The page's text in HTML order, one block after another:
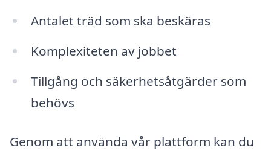
Antalet träd som ska beskäras
Komplexiteten av jobbet
Tillgång och säkerhetsåtgärder som
behövs
Genom att använda vår plattform kan du